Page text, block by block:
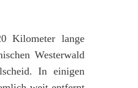
Kilometer lange
Westerwald
In einigen